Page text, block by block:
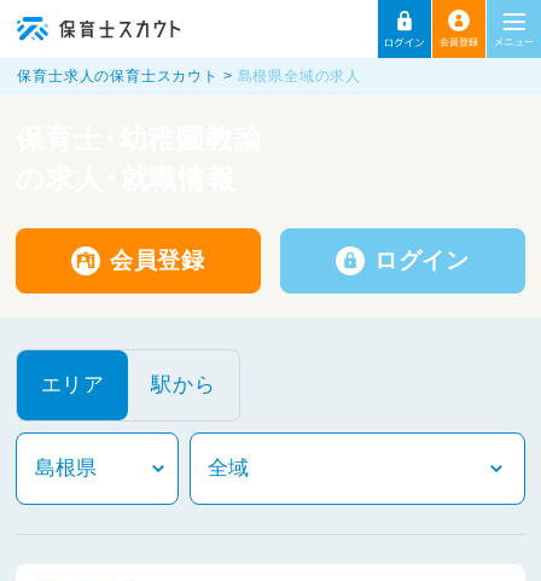
保育士求人の保育士スカウト 島根県全域の求人
会員登録 ログイン
エリア 駅から